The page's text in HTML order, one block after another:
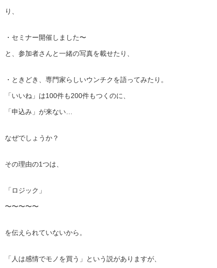
り、
・セミナー開催しました〜
と、参加者さんと一緒の写真を載せたり、
・ときどき、専門家らしいウンチクを語ってみたり。
「いいね」は100件も200件もつくのに、
「申込み」が来ない…
なぜでしょうか？
その理由の1つは、
「ロジック」
〜〜〜〜〜
を伝えられていないから。
「人は感情でモノを買う」という説がありますが、